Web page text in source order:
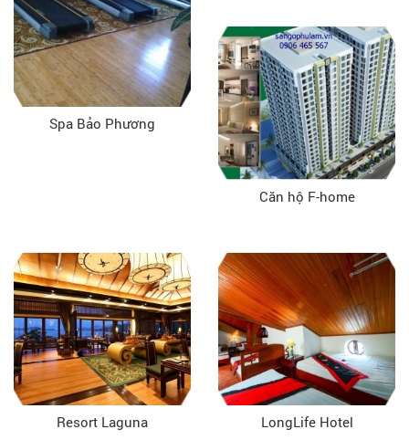
Spa Bảo Phương
Căn hộ F-home
Resort Laguna LongLife Hotel